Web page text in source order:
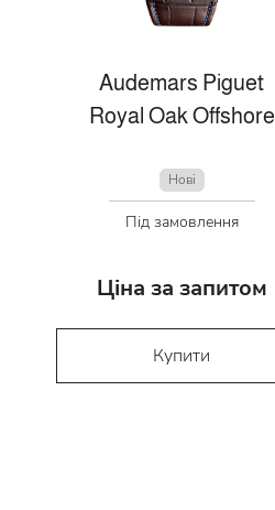
Audemars Piguet
Royal Oak Offshore
Нові
Під замовлення
Ціна за запитом
Купити